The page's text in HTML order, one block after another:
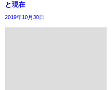
と現在
2019年10月30日